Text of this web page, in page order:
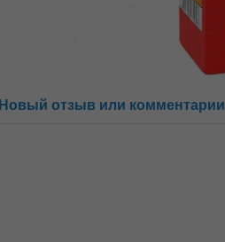
Новый отзыв или комментарий